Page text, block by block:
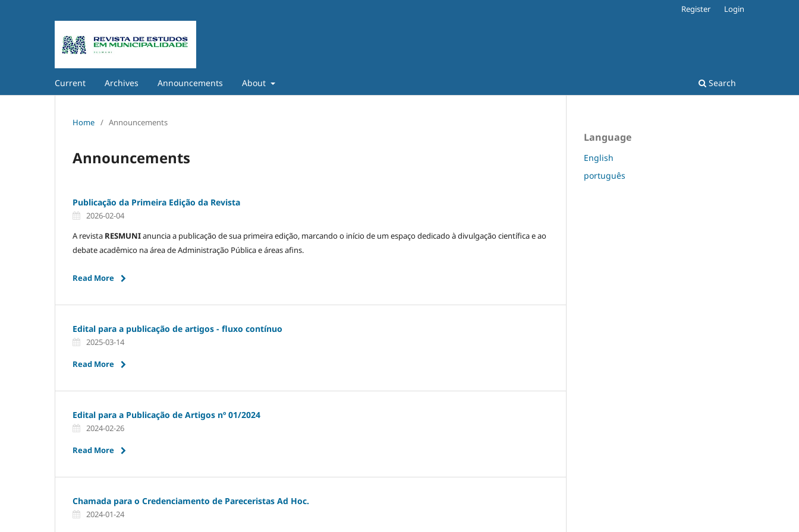
Current Archives Announcements About Search
Register Login
Home / Announcements
Announcements
Publicação da Primeira Edição da Revista
2026-02-04
A revista RESMUNIanuncia a publicação de sua primeira edição, marcando o início de um espaço dedicado à divulgação científica e ao
debate acadêmico na área de Administração Pública e áreas afins.
Read More
Edital para a publicação de artigos - fluxo contínuo
2025-03-14
Read More
Edital para a Publicação de Artigos nº 01/2024
2024-02-26
Read More
Chamada para o Credenciamento de Pareceristas Ad Hoc.
2024-01-24
Language
English
português